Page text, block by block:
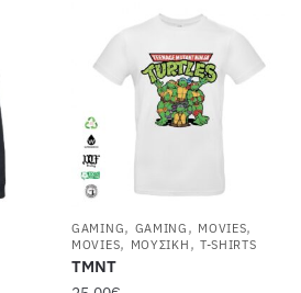
παραλλαγές.
επιλογές
να
επιλεγούν
στη
σελίδα
του
προϊόντος
GAMING, GAMING , MOVIES,
MOVIES, ΜΟΥΣΙΚΉ , T-SHIRTS
TMNT